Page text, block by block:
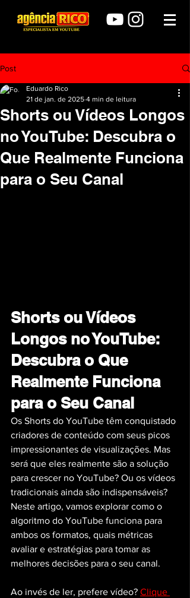
Post
Shorts ou Vídeos Longos
no YouTube: Descubra o
Que Realmente Funciona
para o Seu Canal
Eduardo Rico
21 de jan. de 2025 4 min de leitura
Shorts ou Vídeos
Longos no YouTube:
Descubra o Que
Realmente Funciona
para o Seu Canal
Os Shorts do YouTube têm conquistado
criadores de conteúdo com seus picos
impressionantes de visualizações. Mas
será que eles realmente são a solução
para crescer no YouTube? Ou os vídeos
tradicionais ainda são indispensáveis?
Neste artigo, vamos explorar como o
algoritmo do YouTube funciona para
ambos os formatos, quais métricas
avaliar e estratégias para tomar as
melhores decisões para o seu canal.
Ao invés de ler, prefere vídeo? Clique